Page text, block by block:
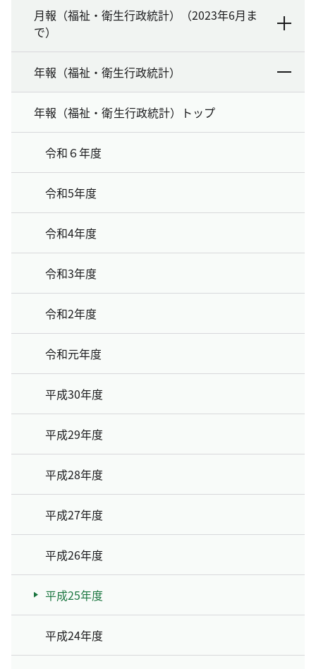
月報（福祉・衛生行政統計）（2023年6月ま
で）
年報（福祉・衛生行政統計）
年報（福祉・衛生行政統計）トップ
令和６年度
令和5年度
令和4年度
令和3年度
令和2年度
令和元年度
平成30年度
平成29年度
平成28年度
平成27年度
平成26年度
平成25年度
平成24年度